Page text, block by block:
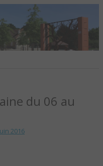
SUR-
SITE
LA
du 06 au
2016